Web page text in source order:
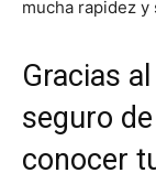
mucha rapidez
Gracias
seguro
conocer